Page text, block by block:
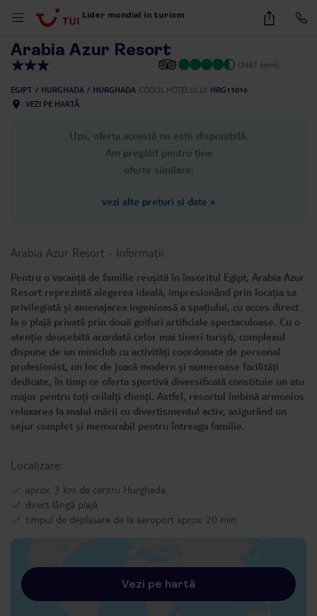
Lider mondial în turism 14
Arabia Azur Resort
(3687 opinii)
EGIPT HURGHADA HURGHADA CODUL HOTELULUI HRG11016
VEZI PE HARTĂ
Ups, oferta această nu este disponibilă.
Am pregătit pentru tine
oferte similare:
vezi alte prețuri și date »
Arabia Azur Resort - Informații
Pentru o vacanță de familie reușită în însoritul Egipt, Arabia Azur
Resort reprezintă alegerea ideală, impresionând prin locația sa
privilegiată și amenajarea ingenioasă a spațiului, cu acces direct
la o plajă privată prin două golfuri artificiale spectaculoase. Cu o
atenție deosebită acordată celor mai tineri turiști, complexul
dispune de un miniclub cu activități coordonate de personal
profesionist, un loc de joacă modern și numeroase facilități
dedicate, în timp ce oferta sportivă diversificată constituie un atu
major pentru toți ceilalți clienți. Astfel, resortul îmbină armonios
relaxarea la malul mării cu divertismentul activ, asigurând un
sejur complet și memorabil pentru întreaga familie.
Localizare:
aprox. 3 km de centru Hurghada
direct lângă plajă
timpul de deplasare de la aeroport aprox. 20 min.
Vezi pe hartă